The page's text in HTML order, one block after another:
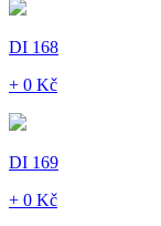
DI 168
+ 0 Kč
DI 169
+ 0 Kč